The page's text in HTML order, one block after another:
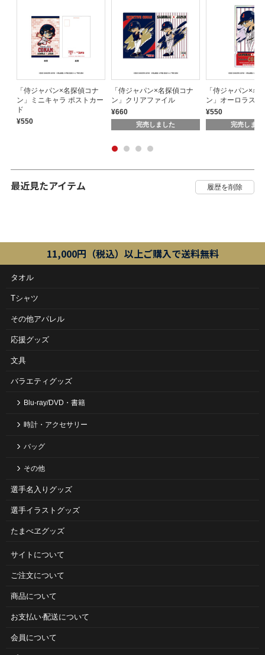
「侍ジャパン×名探偵コナ
ン」ミニキャラ ポストカー
ド
¥550
「侍ジャパン×名探偵コナ
ン」クリアファイル
¥660
完売しました
「侍ジャパン×名
ン」オーロラステ
¥550
完売しまし
最近見たアイテム
11,000円（税込）以上ご購入で送料無料
タオル
Tシャツ
その他アパレル
応援グッズ
文具
バラエティグッズ
Blu-ray/DVD・書籍
時計・アクセサリー
バッグ
その他
選手名入りグッズ
選手イラストグッズ
たまべヱグッズ
サイトについて
ご注⽂について
商品について
お⽀払い‧配送について
会員について